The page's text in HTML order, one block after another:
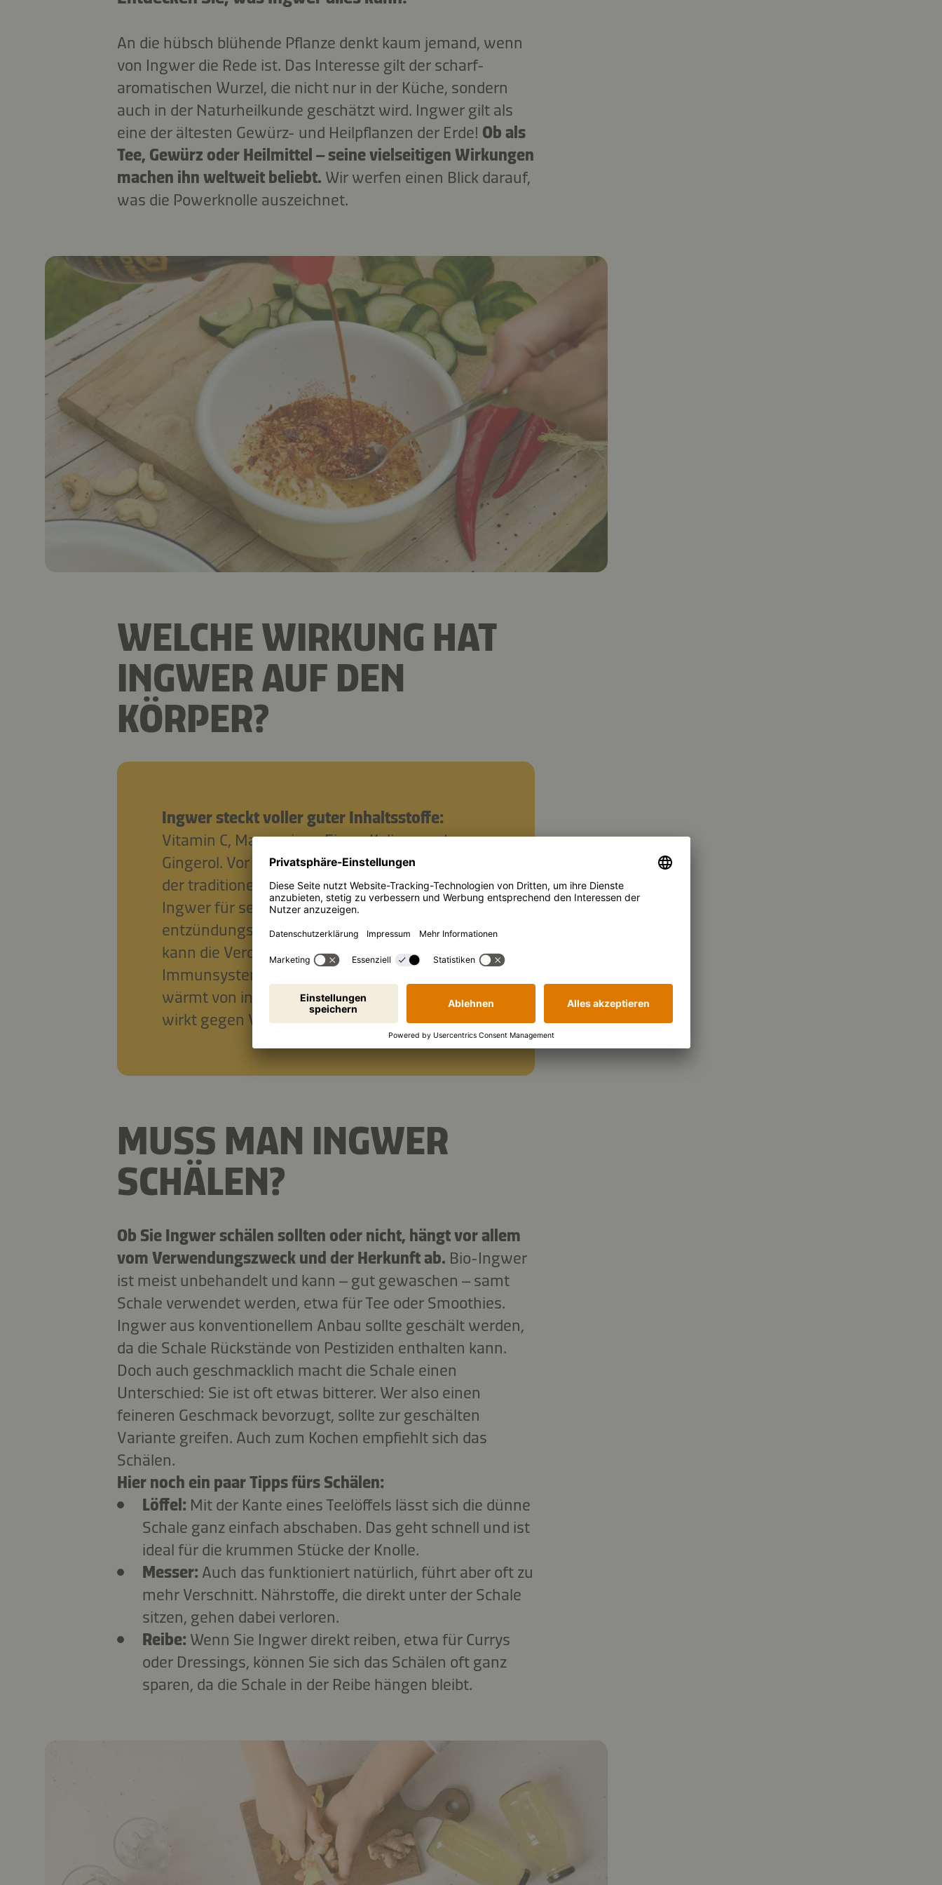
An die hübsch blühende Pflanze denkt kaum jemand, wenn
von Ingwer die Rede ist. Das Interesse gilt der scharf-
aromatischen Wurzel, die nicht nur in der Küche, sondern
auch in der Naturheilkunde geschätzt wird. Ingwer gilt als
eine der ältesten Gewürz- und Heilpflanzen der Erde! Ob als
Tee, Gewürz oder Heilmittel – seine vielseitigen Wirkungen
machen ihn weltweit beliebt. Wir werfen einen Blick darauf,
was die Powerknolle auszeichnet.
WELCHE WIRKUNG HAT
INGWER AUF DEN
KÖRPER?
Ingwer steckt voller guter Inhaltsstoffe:
Vitamin C, Magnesium, Eisen, Kalium und
Gingerol. Vor allem in der ayurvedischen und
der traditionellen chinesischen Medizin wird
Ingwer für seine antibakterielle und
entzündungshemmende Wirkung geschätzt. Er
kann die Verdauung fördern, das
Immunsystem stärken und Übelkeit lindern. Er
wärmt von innen, regt die Durchblutung an und
wirkt gegen Völlegefühl.
MUSS MAN INGWER
SCHÄLEN?
Ob Sie Ingwer schälen sollten oder nicht, hängt vor allem
vom Verwendungszweck und der Herkunft ab. Bio-Ingwer
ist meist unbehandelt und kann – gut gewaschen – samt
Schale verwendet werden, etwa für Tee oder Smoothies.
Ingwer aus konventionellem Anbau sollte geschält werden,
da die Schale Rückstände von Pestiziden enthalten kann.
Doch auch geschmacklich macht die Schale einen
Unterschied: Sie ist oft etwas bitterer. Wer also einen
feineren Geschmack bevorzugt, sollte zur geschälten
Variante greifen. Auch zum Kochen empfiehlt sich das
Schälen.
Hier noch ein paar Tipps fürs Schälen:
Löffel: Mit der Kante eines Teelöffels lässt sich die dünne
Schale ganz einfach abschaben. Das geht schnell und ist
ideal für die krummen Stücke der Knolle.
Messer: Auch das funktioniert natürlich, führt aber oft zu
mehr Verschnitt. Nährstoffe, die direkt unter der Schale
sitzen, gehen dabei verloren.
Reibe: Wenn Sie Ingwer direkt reiben, etwa für Currys
oder Dressings, können Sie sich das Schälen oft ganz
sparen, da die Schale in der Reibe hängen bleibt.